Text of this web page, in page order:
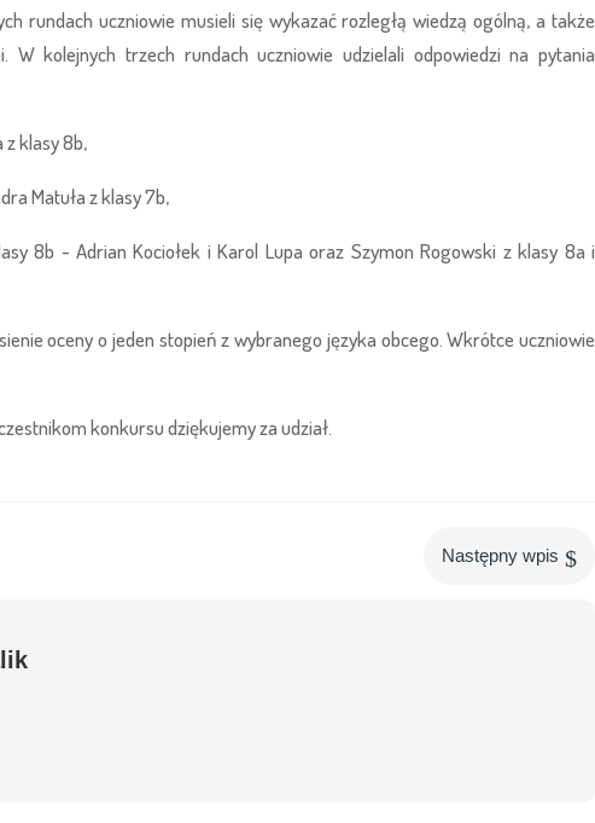
rundach uczniowie musieli się wykazać rozległą wiedzą ogólną, a także
kolejnych trzech rundach uczniowie udzielali odpowiedzi na pytania
z klasy 8b,
Matuła z klasy 7b,
8b - Adrian Kociołek i Karol Lupa oraz Szymon Rogowski z klasy 8a i
oceny o jeden stopień z wybranego języka obcego. Wkrótce uczniowie
konkursu dziękujemy za udział.
Następny wpis $